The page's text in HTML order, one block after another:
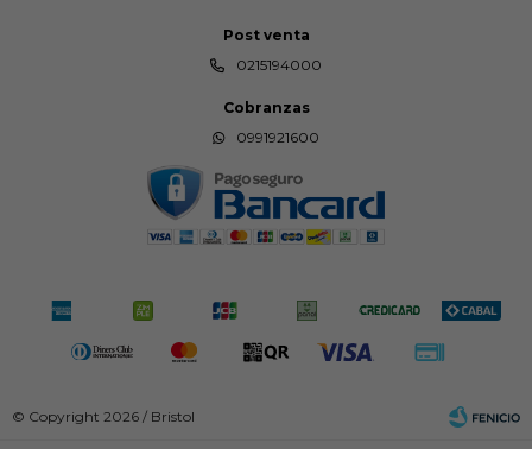
Post venta
0215194000
Cobranzas
0991921600
© Copyright 2026 / Bristol